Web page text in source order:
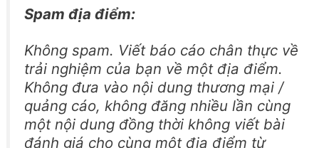
Spam địa điểm:
Không spam. Viết báo cáo chân thực về
trải nghiệm của bạn về một địa điểm.
Không đưa vào nội dung thương mại /
quảng cáo, không đăng nhiều lần cùng
một nội dung đồng thời không viết bài
đánh giá cho cùng một địa điểm từ